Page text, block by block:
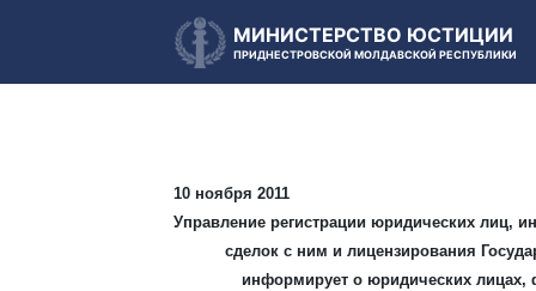
МИНИСТЕРСТВО ЮСТИЦИИ
ПРИДНЕСТРОВСКОЙ МОЛДАВСКОЙ РЕСПУБЛИКИ
10 ноября 2011
Управление регистрации юридических лиц,
сделок с ним и лицензирования
информирует о юридических лицах,